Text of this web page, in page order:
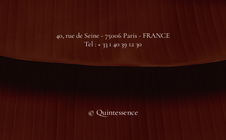
40, rue de Seine - 75006 Paris - FRANCE
Tel : + 33 1 40 39 12 30
© Quintessence